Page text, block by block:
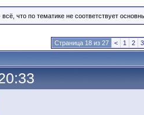
что по тематике не соответствует
Страница 18 из 27 < 1 2 3